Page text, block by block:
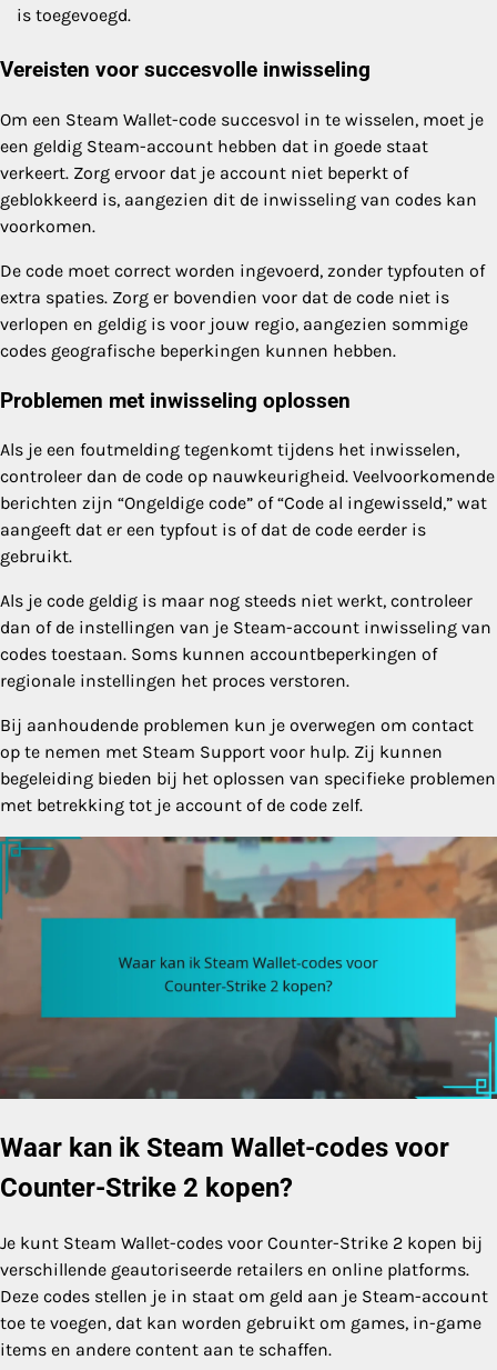
is toegevoegd.
Vereisten voor succesvolle inwisseling
Om een Steam Wallet-code succesvol in te wisselen, moet je
een geldig Steam-account hebben dat in goede staat
verkeert. Zorg ervoor dat je account niet beperkt of
geblokkeerd is, aangezien dit de inwisseling van codes kan
voorkomen.
De code moet correct worden ingevoerd, zonder typfouten of
extra spaties. Zorg er bovendien voor dat de code niet is
verlopen en geldig is voor jouw regio, aangezien sommige
codes geografische beperkingen kunnen hebben.
Problemen met inwisseling oplossen
Als je een foutmelding tegenkomt tijdens het inwisselen,
controleer dan de code op nauwkeurigheid. Veelvoorkomende
berichten zijn “Ongeldige code” of “Code al ingewisseld,” wat
aangeeft dat er een typfout is of dat de code eerder is
gebruikt.
Als je code geldig is maar nog steeds niet werkt, controleer
dan of de instellingen van je Steam-account inwisseling van
codes toestaan. Soms kunnen accountbeperkingen of
regionale instellingen het proces verstoren.
Bij aanhoudende problemen kun je overwegen om contact
op te nemen met Steam Support voor hulp. Zij kunnen
begeleiding bieden bij het oplossen van specifieke problemen
met betrekking tot je account of de code zelf.
Waar kan ik Steam Wallet-codes voor
Counter-Strike 2 kopen?
Je kunt Steam Wallet-codes voor Counter-Strike 2 kopen bij
verschillende geautoriseerde retailers en online platforms.
Deze codes stellen je in staat om geld aan je Steam-account
toe te voegen, dat kan worden gebruikt om games, in-game
items en andere content aan te schaffen.